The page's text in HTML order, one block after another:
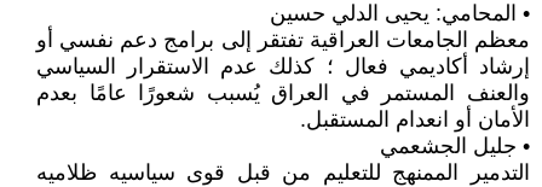
• المحامي: يحيى الدلي حسين
معظم الجامعات العراقية تفتقر إلى برامج دعم نفسي أو
إرشاد أكاديمي فعال ؛ كذلك عدم الاستقرار السياسي
والعنف المستمر في العراق يُسبب شعورًا عامًا بعدم
الأمان أو انعدام المستقبل.
• جليل الجشعمي
التدمير الممنهج للتعليم من قبل قوى سياسيه ظلاميه